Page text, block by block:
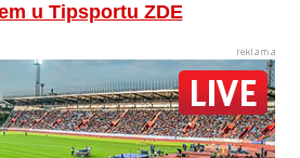
u Tipsportu ZDE